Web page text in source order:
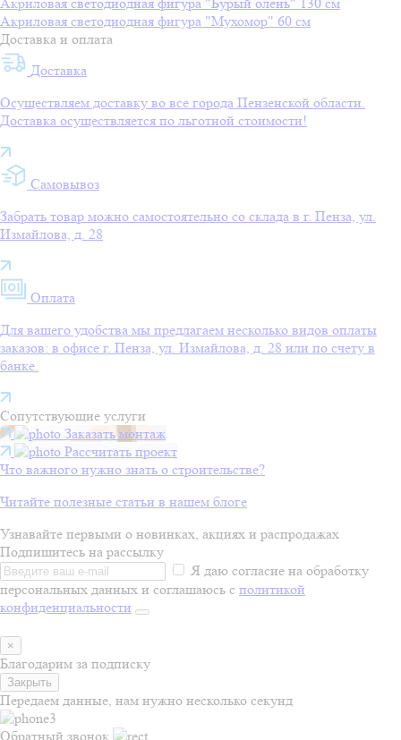
Акриловая светодиодная фигура "Мухомор" 60 см
Доставка и оплата
Доставка
Осуществляем доставку во все города Пензенской области.
Доставка осуществляется по льготной стоимости!
Самовывоз
Забрать товар можно самостоятельно со склада в г. Пенза, ул.
Измайлова, д. 28
Оплата
Для вашего удобства мы предлагаем несколько видов оплаты
заказов: в офисе г. Пенза, ул. Измайлова, д. 28 или по счету в
банке.
Сопутствующие услуги
Заказать монтаж
Рассчитать проект
Что важного нужно знать о строительстве?
Читайте полезные статьи в нашем блоге
Узнавайте первыми о новинках, акциях и распродажах
Подпишитесь на рассылку
Я даю согласие на обработку
персональных данных и соглашаюсь с политикой
конфиденциальности
×
Благодарим за подписку
Закрыть
Передаем данные, нам нужно несколько секунд
Обратный звонок